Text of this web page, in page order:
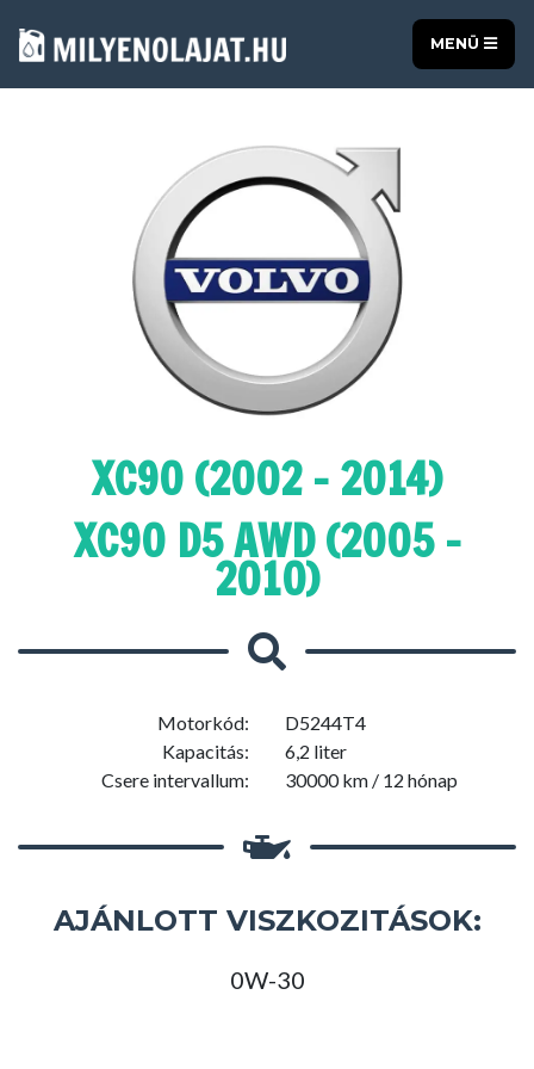
MENÜ
XC90 (2002 - 2014)
XC90 D5 AWD (2005 -
2010)
Motorkód:
D5244T4
Kapacitás:
6,2 liter
Csere intervallum:
30000 km / 12 hónap
AJÁNLOTT VISZKOZITÁSOK:
0W-30